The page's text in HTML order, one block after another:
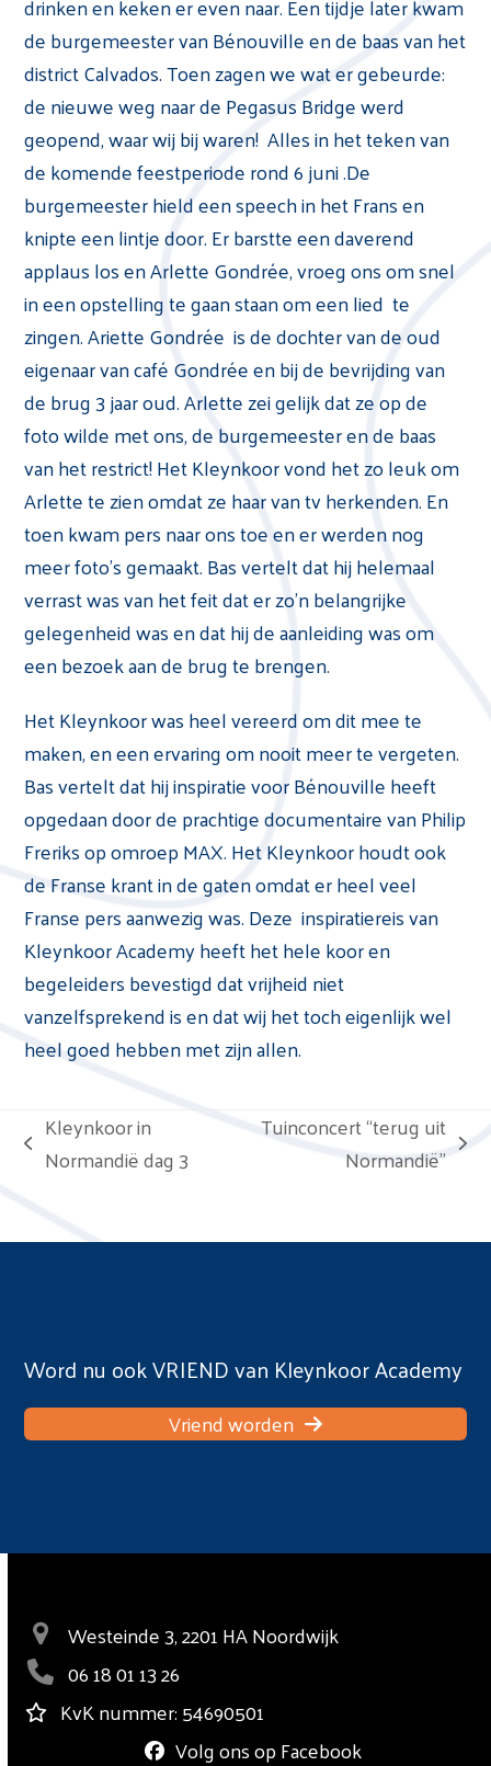
de burgemeester van Bénouville en de baas van het
district Calvados. Toen zagen we wat er gebeurde:
de nieuwe weg naar de Pegasus Bridge werd
geopend, waar wij bij waren! Alles in het teken van
de komende feestperiode rond 6 juni .De
burgemeester hield een speech in het Frans en
knipte een lintje door. Er barstte een daverend
applaus los en Arlette Gondrée, vroeg ons om snel
in een opstelling te gaan staan om een lied te
zingen. Ariette Gondrée is de dochter van de oud
eigenaar van café Gondrée en bij de bevrijding van
de brug 3 jaar oud. Arlette zei gelijk dat ze op de
foto wilde met ons, de burgemeester en de baas
van het restrict! Het Kleynkoor vond het zo leuk om
Arlette te zien omdat ze haar van tv herkenden. En
toen kwam pers naar ons toe en er werden nog
meer foto’s gemaakt. Bas vertelt dat hij helemaal
verrast was van het feit dat er zo’n belangrijke
gelegenheid was en dat hij de aanleiding was om
een bezoek aan de brug te brengen.
Het Kleynkoor was heel vereerd om dit mee te
maken, en een ervaring om nooit meer te vergeten.
Bas vertelt dat hij inspiratie voor Bénouville heeft
opgedaan door de prachtige documentaire van Philip
Freriks op omroep MAX. Het Kleynkoor houdt ook
de Franse krant in de gaten omdat er heel veel
Franse pers aanwezig was. Deze inspiratiereis van
Kleynkoor Academy heeft het hele koor en
begeleiders bevestigd dat vrijheid niet
vanzelfsprekend is en dat wij het toch eigenlijk wel
heel goed hebben met zijn allen.
previous
Kleynkoor in
Normandië dag 3
Tuinconcert “terug uit
Normandië”
Word nu ook VRIEND van Kleynkoor Academy
Vriend worden
Westeinde 3, 2201 HA Noordwijk
06 18 01 13 26
KvK nummer: 54690501
Volg ons op Facebook